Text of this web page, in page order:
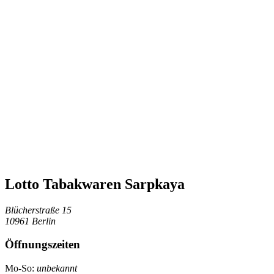
Lotto Tabakwaren Sarpkaya
Blücherstraße 15
10961 Berlin
Öffnungszeiten
Mo-So: unbekannt